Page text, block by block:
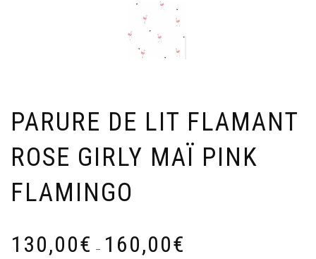
PARURE DE LIT FLAMANT
ROSE GIRLY MAÏ PINK
FLAMINGO
130,00€ – 160,00€